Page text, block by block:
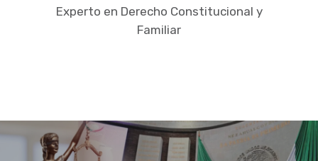
Experto en Derecho Constitucional y
Familiar